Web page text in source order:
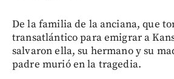
De la familia de la anciana, que
transatlántico para emigrar a
salvaron ella, su hermano y su
padre murió en la tragedia.